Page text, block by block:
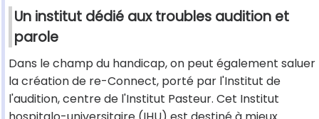
Un institut dédié aux troubles audition et
parole
Dans le champ du handicap, on peut également saluer
la création de re-Connect, porté par l'Institut de
l'audition, centre de l'Institut Pasteur. Cet Institut